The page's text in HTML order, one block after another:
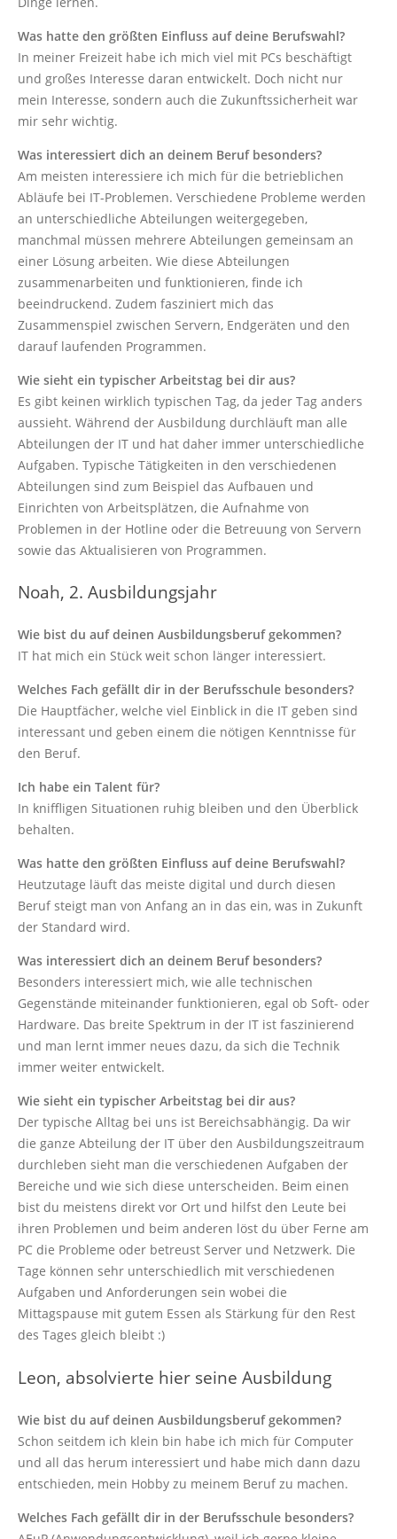
Was hatte den größten Einfluss auf deine Berufswahl?
In meiner Freizeit habe ich mich viel mit PCs beschäftigt
und großes Interesse daran entwickelt. Doch nicht nur
mein Interesse, sondern auch die Zukunftssicherheit war
mir sehr wichtig.
Was interessiert dich an deinem Beruf besonders?
Am meisten interessiere ich mich für die betrieblichen
Abläufe bei IT-Problemen. Verschiedene Probleme werden
an unterschiedliche Abteilungen weitergegeben,
manchmal müssen mehrere Abteilungen gemeinsam an
einer Lösung arbeiten. Wie diese Abteilungen
zusammenarbeiten und funktionieren, finde ich
beeindruckend. Zudem fasziniert mich das
Zusammenspiel zwischen Servern, Endgeräten und den
darauf laufenden Programmen.
Wie sieht ein typischer Arbeitstag bei dir aus?
Es gibt keinen wirklich typischen Tag, da jeder Tag anders
aussieht. Während der Ausbildung durchläuft man alle
Abteilungen der IT und hat daher immer unterschiedliche
Aufgaben. Typische Tätigkeiten in den verschiedenen
Abteilungen sind zum Beispiel das Aufbauen und
Einrichten von Arbeitsplätzen, die Aufnahme von
Problemen in der Hotline oder die Betreuung von Servern
sowie das Aktualisieren von Programmen.
Noah, 2. Ausbildungsjahr
Wie bist du auf deinen Ausbildungsberuf gekommen?
IT hat mich ein Stück weit schon länger interessiert.
Welches Fach gefällt dir in der Berufsschule besonders?
Die Hauptfächer, welche viel Einblick in die IT geben sind
interessant und geben einem die nötigen Kenntnisse für
den Beruf.
Ich habe ein Talent für?
In kniffligen Situationen ruhig bleiben und den Überblick
behalten.
Was hatte den größten Einfluss auf deine Berufswahl?
Heutzutage läuft das meiste digital und durch diesen
Beruf steigt man von Anfang an in das ein, was in Zukunft
der Standard wird.
Was interessiert dich an deinem Beruf besonders?
Besonders interessiert mich, wie alle technischen
Gegenstände miteinander funktionieren, egal ob Soft- oder
Hardware. Das breite Spektrum in der IT ist faszinierend
und man lernt immer neues dazu, da sich die Technik
immer weiter entwickelt.
Wie sieht ein typischer Arbeitstag bei dir aus?
Der typische Alltag bei uns ist Bereichsabhängig. Da wir
die ganze Abteilung der IT über den Ausbildungszeitraum
durchleben sieht man die verschiedenen Aufgaben der
Bereiche und wie sich diese unterscheiden. Beim einen
bist du meistens direkt vor Ort und hilfst den Leute bei
ihren Problemen und beim anderen löst du über Ferne am
PC die Probleme oder betreust Server und Netzwerk. Die
Tage können sehr unterschiedlich mit verschiedenen
Aufgaben und Anforderungen sein wobei die
Mittagspause mit gutem Essen als Stärkung für den Rest
des Tages gleich bleibt :)
Leon, absolvierte hier seine Ausbildung
Wie bist du auf deinen Ausbildungsberuf gekommen?
Schon seitdem ich klein bin habe ich mich für Computer
und all das herum interessiert und habe mich dann dazu
entschieden, mein Hobby zu meinem Beruf zu machen.
Welches Fach gefällt dir in der Berufsschule besonders?